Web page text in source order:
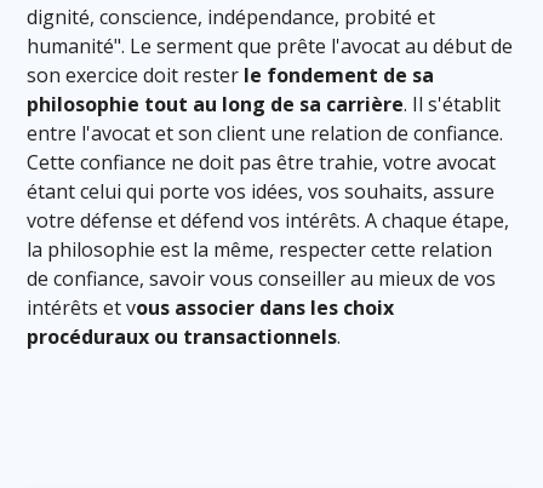
dignité, conscience, indépendance, probité et
humanité". Le serment que prête l'avocat au début de
son exercice doit rester le fondement de sa
philosophie tout au long de sa carrière. Il s'établit
entre l'avocat et son client une relation de confiance.
Cette confiance ne doit pas être trahie, votre avocat
étant celui qui porte vos idées, vos souhaits, assure
votre défense et défend vos intérêts. A chaque étape,
la philosophie est la même, respecter cette relation
de confiance, savoir vous conseiller au mieux de vos
intérêts et vous associer dans les choix
procéduraux ou transactionnels.